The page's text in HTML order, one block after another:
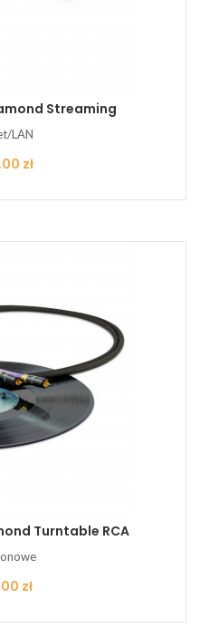
Streaming
LAN
zł
Turntable RCA
zł